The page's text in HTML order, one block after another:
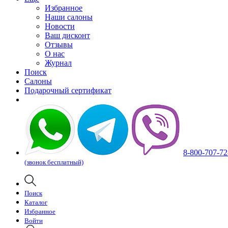
Избранное
Наши салоны
Новости
Ваш дисконт
Отзывы
О нас
Журнал
Поиск
Салоны
Подарочный сертификат
8-800-707-
(звонок бесплатный)
Поиск
Каталог
Избранное
Войти